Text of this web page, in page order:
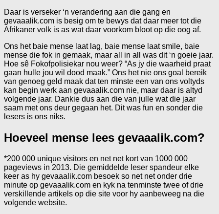
Daar is verseker ‘n verandering aan die gang en
gevaaalik.com is besig om te bewys dat daar meer tot die
Afrikaner volk is as wat daar voorkom bloot op die oog af.
Ons het baie mense laat lag, baie mense laat smile, baie
mense die fok in gemaak, maar all in all was dit ‘n goeie jaar.
Hoe sê Fokofpolisiekar nou weer? “As jy die waarheid praat
gaan hulle jou wil dood maak.” Ons het nie ons goal bereik
van genoeg geld maak dat ten minste een van ons voltyds
kan begin werk aan gevaaalik.com nie, maar daar is altyd
volgende jaar. Dankie dus aan die van julle wat die jaar
saam met ons deur gegaan het. Dit was fun en sonder die
lesers is ons niks.
Hoeveel mense lees gevaaalik.com?
*200 000 unique visitors en net net kort van 1000 000
pageviews in 2013. Die gemiddelde leser spandeur elke
keer as hy gevaaalik.com besoek so net net onder drie
minute op gevaaalik.com en kyk na tenminste twee of drie
verskillende artikels op die site voor hy aanbeweeg na die
volgende website.